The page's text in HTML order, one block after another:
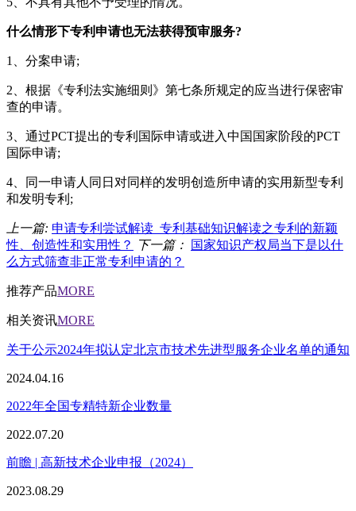
什么情形下专利申请也无法获得预审服务?
1、分案申请;
2、根据《专利法实施细则》第七条所规定的应当进行保密审
查的申请。
3、通过PCT提出的专利国际申请或进入中国国家阶段的PCT
国际申请;
4、同一申请人同日对同样的发明创造所申请的实用新型专利
和发明专利;
上一篇: 申请专利尝试解读_专利基础知识解读之专利的新颖
性、创造性和实用性？
下一篇：
国家知识产权局当下是以什
么方式筛查非正常专利申请的？
推荐产品MORE
相关资讯MORE
关于公示2024年拟认定北京市技术先进型服务企业名单的通知
2024.04.16
2022年全国专精特新企业数量
2022.07.20
前瞻 | 高新技术企业申报（2024）
2023.08.29